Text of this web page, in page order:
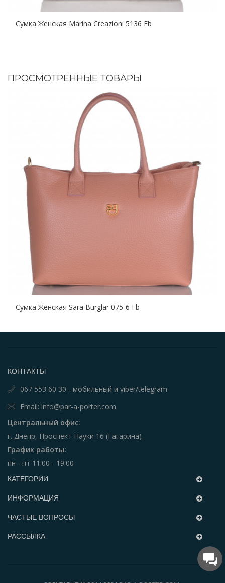
Сумка Женская Marina Creazioni 5136 Fb
ПРОСМОТРЕННЫЕ ТОВАРЫ
Сумка Женская Sara Burglar 075-6 Fb
КОНТАКТЫ
067 553 60 30 - мобильный и viber/telegram
Email: info@par-a-porter.com
Центральный офис:
г. Днепр, Проспект Науки 16 (Гагарина)
График работы:
пн - пт 11:00 - 19:00
КАТЕГОРИИ
ИНФОРМАЦИЯ
ЧАСТЫЕ ВОПРОСЫ
РАССЫЛКА